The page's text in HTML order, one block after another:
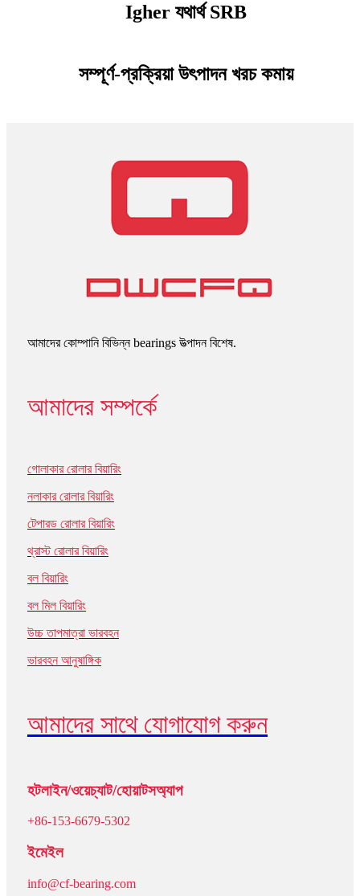
Igher যথার্থ SRB
সম্পূর্ণ-প্রক্রিয়া উৎপাদন খরচ কমায়
আমাদের কোম্পানি বিভিন্ন bearings উত্পাদন বিশেষ.
আমাদের সম্পর্কে
গোলাকার রোলার বিয়ারিং
নলাকার রোলার বিয়ারিং
টেপারড রোলার বিয়ারিং
থ্রাস্ট রোলার বিয়ারিং
বল বিয়ারিং
বল মিল বিয়ারিং
উচ্চ তাপমাত্রা ভারবহন
ভারবহন আনুষাঙ্গিক
আমাদের সাথে যোগাযোগ করুন
হটলাইন/ওয়েচ্যাট/হোয়াটসঅ্যাপ
+86-153-6679-5302
ইমেইল
info@cf-bearing.com